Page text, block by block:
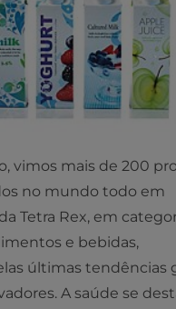
vimos mais de 200
no mundo todo em
Tetra Rex, em
e bebidas,
últimas tendências
A saúde se